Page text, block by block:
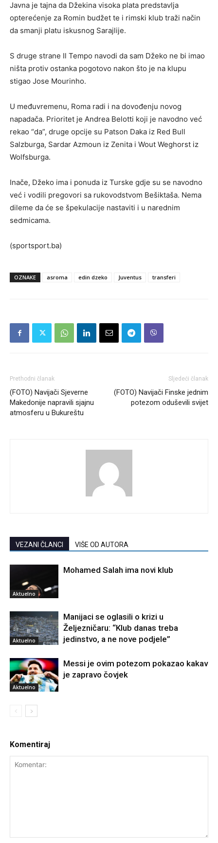
Javna je tajna da Džekina visoka plata predstavlja
opterećenje za Romin budžet te i rimski klub traži način
da smanji platu iskusnog Sarajlije.
S druge strane Il Tempo navodi da sam Džeko ne bi imao
ništa protiv ostanka pogotovo nakon što je na klupu
stigao Jose Mourinho.
U međuvremenu, Roma radi i na dovođenju novog
napadača. Prioritet je Andrea Belotti koji je navodno već
rekao “da”, druge opcije su Patson Daka iz Red Bull
Salzburga, Sardar Azmoun iz Zenita i Wout Weghorst iz
Wolfsburga.
Inače, Džeko ima i ponuda iz Turske gdje su se navodno
već i vodili pregovori sa rukovodstvom Bešiktaša. Nema
dileme da će se špekulacije nastaviti i u narednim
sedmicama.
(sportsport.ba)
OZNAKE asroma edin dzeko Juventus transferi
Prethodni članak
(FOTO) Navijači Sjeverne
Makedonije napravili sjajnu
atmosferu u Bukureštu
Sljedeći članak
(FOTO) Navijači Finske jednim
potezom oduševili svijet
VEZANI ČLANCI VIŠE OD AUTORA
Aktuelno
Mohamed Salah ima novi klub
Aktuelno
Manijaci se oglasili o krizi u
Željezničaru: “Klub danas treba
jedinstvo, a ne nove podjele”
Aktuelno
Messi je ovim potezom pokazao kakav
je zapravo čovjek
Komentiraj